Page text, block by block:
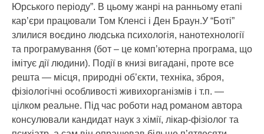
Юрського періоду”. В цьому жанрі на ранньому етапі
кар’єри працювали Том Кленсі і Ден Браун.У “Боті”
злилися воєдино людська психологія, нанотехнології
та програмування (бот – це комп’ютерна програма, що
імітує дії людини). Події в книзі вигадані, проте все
решта — місця, природні об’єкти, техніка, зброя,
фізіологічні особливості живихорганізмів і т.п. —
цілком реальне. Під час роботи над романом автора
консулювали кандидат наук з хімії, лікар-фізіолог та